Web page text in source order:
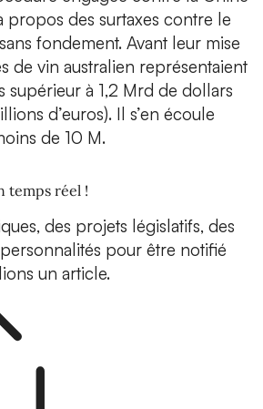
propos des surtaxes contre le
fondement. Avant leur mise
de vin australien représentaient
supérieur à 1,2 Mrd de dollars
d’euros). Il s’en écoule
de 10 M.
temps réel !
des projets législatifs, des
pour être notifié
un article.